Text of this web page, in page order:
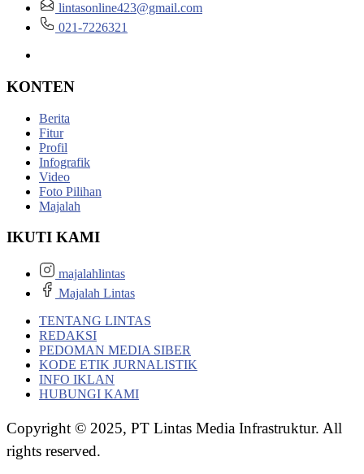
lintasonline423@gmail.com
021-7226321
KONTEN
Berita
Fitur
Profil
Infografik
Video
Foto Pilihan
Majalah
IKUTI KAMI
majalahlintas
Majalah Lintas
TENTANG LINTAS
REDAKSI
PEDOMAN MEDIA SIBER
KODE ETIK JURNALISTIK
INFO IKLAN
HUBUNGI KAMI
Copyright © 2025, PT Lintas Media Infrastruktur. All
rights reserved.